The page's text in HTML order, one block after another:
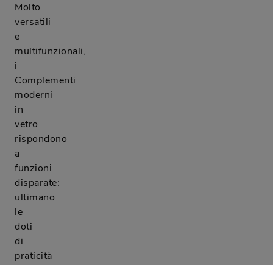
Molto
versatili
e
multifunzionali,
i
Complementi
moderni
in
vetro
rispondono
a
funzioni
disparate:
ultimano
le
doti
di
praticità